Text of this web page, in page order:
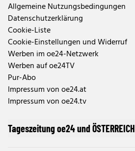
Allgemeine Nutzungsbedingungen
Datenschutzerklärung
Cookie-Liste
Cookie-Einstellungen und Widerruf
Werben im oe24-Netzwerk
Werben auf oe24TV
Pur-Abo
Impressum von oe24.at
Impressum von oe24.tv
Tageszeitung oe24 und ÖSTERREICH